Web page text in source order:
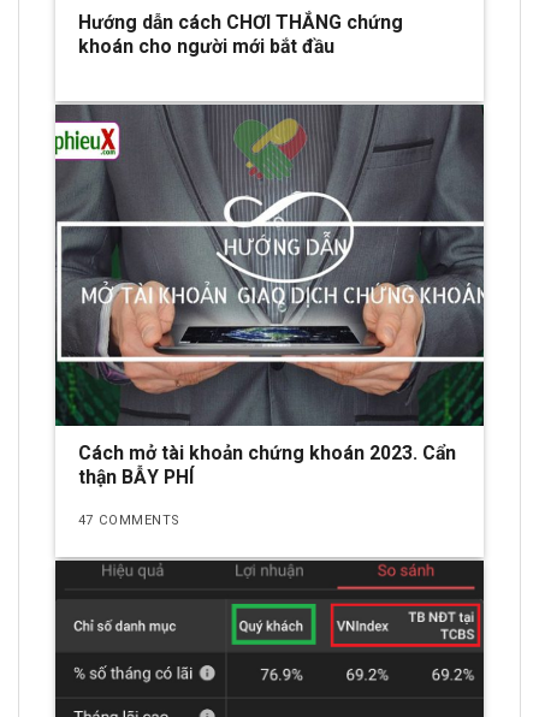
Hướng dẫn cách CHƠI THẮNG chứng
khoán cho người mới bắt đầu
Cách mở tài khoản chứng khoán 2023. Cẩn
thận BẪY PHÍ
47 COMMENTS